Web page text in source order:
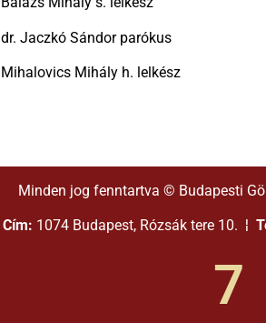
dr. Jaczkó Sándor parókus
Mihalovics Mihály h. lelkész
Minden jog fenntartva © Budapesti
Cím: 1074 Budapest, Rózsák tere 10. ¦
7